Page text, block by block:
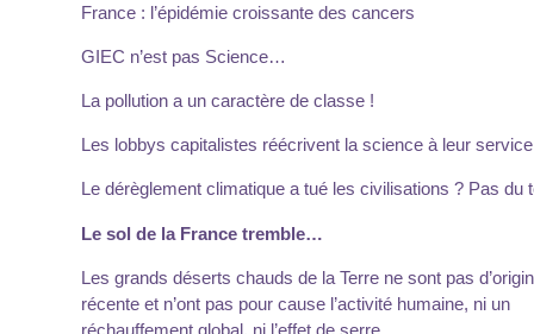
France : l’épidémie croissante des cancers
GIEC n’est pas Science…
La pollution a un caractère de classe !
Les lobbys capitalistes réécrivent la science à leur
Le dérèglement climatique a tué les civilisations ? Pas du
Le sol de la France tremble…
Les grands déserts chauds de la Terre ne sont pas
récente et n’ont pas pour cause l’activité humaine, ni un
réchauffement global, ni l’effet de serre